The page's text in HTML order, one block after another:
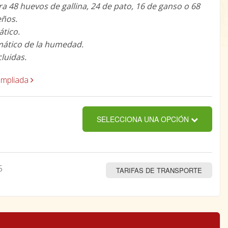
48 huevos de gallina, 24 de pato, 16 de ganso o 68
de la humedad.
SELECCIONA UNA OPCIÓN
TARIFAS DE TRANSPORTE